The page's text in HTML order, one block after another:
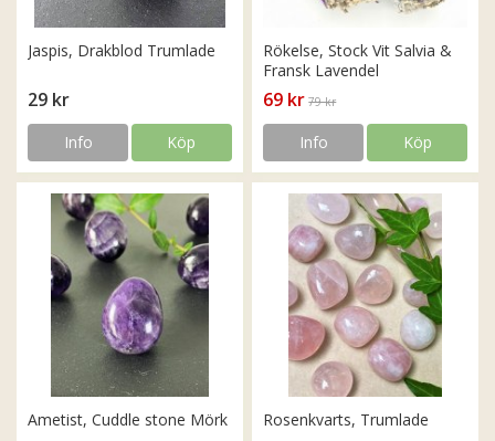
Jaspis, Drakblod Trumlade
29 kr
Info Köp
Rökelse, Stock Vit Salvia &
Fransk Lavendel
69 kr 79 kr
Info Köp
Ametist, Cuddle stone Mörk Rosenkvarts, Trumlade